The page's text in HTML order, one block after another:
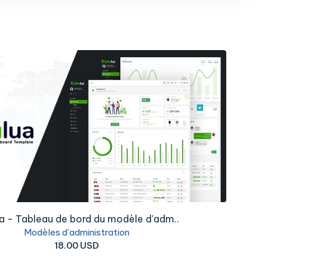
- Tableau de bord du modèle d'adm..
Modèles d'administration
18.00 USD